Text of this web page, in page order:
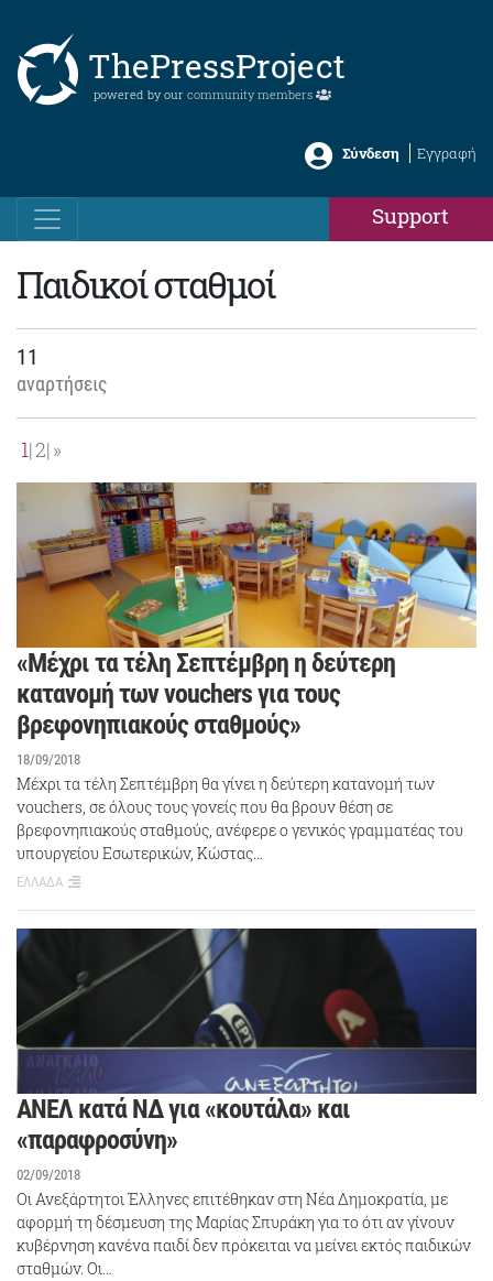
ThePressProject
powered by our community members
Σύνδεση Εγγραφή
Support
Παιδικοί σταθμοί
11
αναρτήσεις
1 2 »
«Μέχρι τα τέλη Σεπτέμβρη η δεύτερη
κατανομή των vouchers για τους
βρεφονηπιακούς σταθμούς»
18/09/2018
Μέχρι τα τέλη Σεπτέμβρη θα γίνει η δεύτερη κατανομή των
vouchers, σε όλους τους γονείς που θα βρουν θέση σε
βρεφονηπιακούς σταθμούς, ανέφερε ο γενικός γραμματέας του
υπουργείου Εσωτερικών, Κώστας…
ΕΛΛΑΔΑ
ΑΝΕΛ κατά ΝΔ για «κουτάλα» και
«παραφροσύνη»
02/09/2018
Οι Ανεξάρτητοι Έλληνες επιτέθηκαν στη Νέα Δημοκρατία, με
αφορμή τη δέσμευση της Μαρίας Σπυράκη για το ότι αν γίνουν
κυβέρνηση κανένα παιδί δεν πρόκειται να μείνει εκτός παιδικών
σταθμών. Οι…